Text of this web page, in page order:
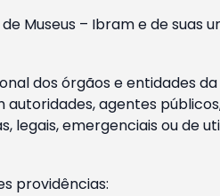
Museus – Ibram e de suas
dos órgãos e entidades
agentes
emergenciais ou de
providências: